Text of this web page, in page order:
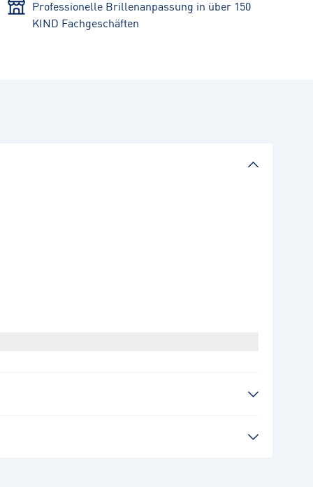
Professionelle Brillenanpassung in über 150
KIND Fachgeschäften